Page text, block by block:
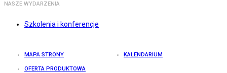
NASZE WYDARZENIA
Szkolenia i konferencje
MAPA STRONY KALENDARIUM
OFERTA PRODUKTOWA